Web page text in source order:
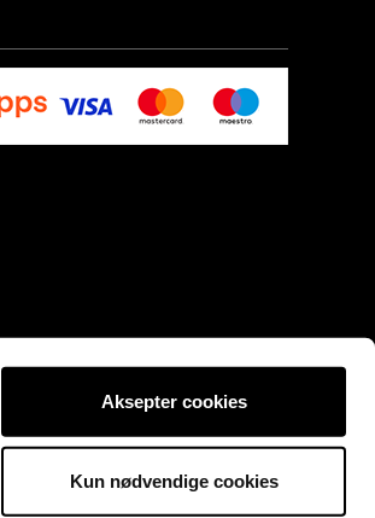
Aksepter cookies
Kun nødvendige cookies